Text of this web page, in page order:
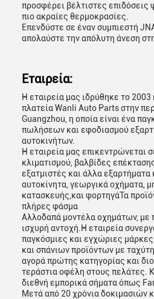
προσφέρει βέλτιστες επιδόσεις
πιο ακραίες θερμοκρασίες.
Επενδύστε σε έναν συμπιεστή
απολαύστε την απόλυτη άνεση
Εταιρεία:
Η εταιρεία μας ιδρύθηκε το 2003
πλατεία Wanli Auto Parts στην
Guangzhou, η οποία είναι ένα
πωλήσεων και εφοδιασμού
αυτοκινήτων.
Η εταιρεία μας επικεντρώνεται
κλιματισμού, βαλβίδες
εξατμιστές και άλλα εξαρτήματα
αυτοκίνητα, γεωργικά οχήματα,
κατασκευής,και φορτηγάΤα
πλήρες φάσμα
Αλλοδαπά μοντέλα οχημάτων, με
ισχυρή αντοχή.Η εταιρεία
παγκόσμιες και εγχώριες
και σπάνιων προϊόντων με
αγορά πρώτης κατηγορίας και
τεράστια οφέλη στους πελάτες.
διεθνή εμπορικά σήματα όπως
Μετά από 20 χρόνια δοκιμασιών